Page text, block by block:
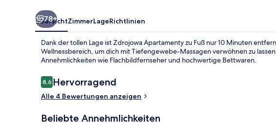
78+
ÜbersichtZimmerLageRichtlinien
Dank der tollen Lage ist Zdrojowa Apartamenty zu Fuß nur 10 Minuten
Wellnessbereich, um dich mit Tiefengewebe-Massagen verwöhnen zu
Annehmlichkeiten wie Flachbildfernseher und hochwertige Bettwaren.
Bewertungen
8,68,6 von 10.
Hervorragend
Alle 4 Bewertungen anzeigen
Beliebte Annehmlichkeiten